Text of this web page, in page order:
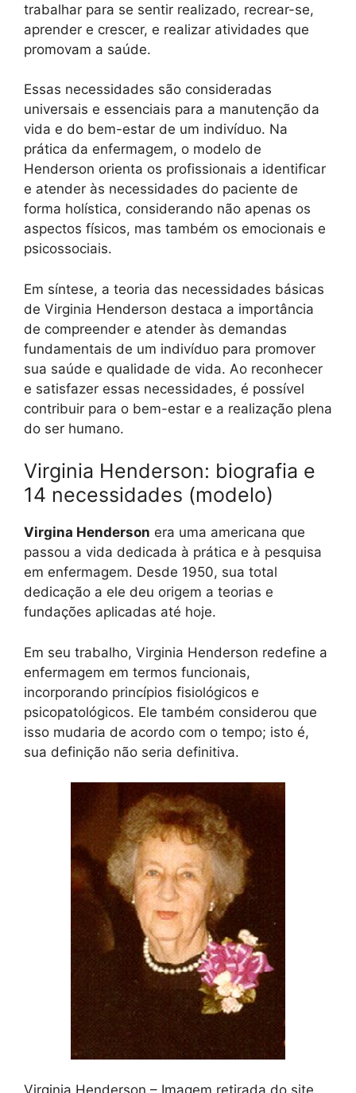
trabalhar para se sentir realizado, recrear-se,
aprender e crescer, e realizar atividades que
promovam a saúde.
Essas necessidades são consideradas
universais e essenciais para a manutenção da
vida e do bem-estar de um indivíduo. Na
prática da enfermagem, o modelo de
Henderson orienta os profissionais a identificar
e atender às necessidades do paciente de
forma holística, considerando não apenas os
aspectos físicos, mas também os emocionais e
psicossociais.
Em síntese, a teoria das necessidades básicas
de Virginia Henderson destaca a importância
de compreender e atender às demandas
fundamentais de um indivíduo para promover
sua saúde e qualidade de vida. Ao reconhecer
e satisfazer essas necessidades, é possível
contribuir para o bem-estar e a realização plena
do ser humano.
Virginia Henderson: biografia e
14 necessidades (modelo)
Virgina Henderson era uma americana que
passou a vida dedicada à prática e à pesquisa
em enfermagem. Desde 1950, sua total
dedicação a ele deu origem a teorias e
fundações aplicadas até hoje.
Em seu trabalho, Virginia Henderson redefine a
enfermagem em termos funcionais,
incorporando princípios fisiológicos e
psicopatológicos. Ele também considerou que
isso mudaria de acordo com o tempo; isto é,
sua definição não seria definitiva.
Virginia Henderson – Imagem retirada do site